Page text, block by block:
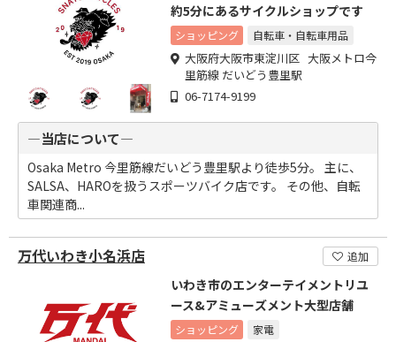
約5分にあるサイクルショップです
ショッピング 自転車・自転車用品
大阪府大阪市東淀川区 大阪メトロ今
里筋線 だいどう豊里駅
06-7174-9199
―当店について―
Osaka Metro 今里筋線だいどう豊里駅より徒歩5分。 主に、
SALSA、HAROを扱うスポーツバイク店です。 その他、自転
車関連商...
万代いわき小名浜店 追加
いわき市のエンターテイメントリユ
ース&アミューズメント大型店舗
ショッピング 家電